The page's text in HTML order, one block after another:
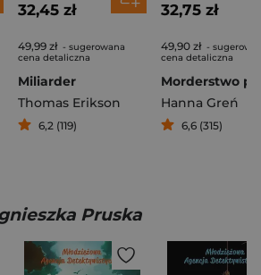
32,45 zł
49,99 zł - sugerowana
cena detaliczna
Miliarder
Thomas Erikson
6,2 (119)
32,75 zł
49,90 zł -
cena detaliczna
Hanna Greń
6,6 (315)
Pruska